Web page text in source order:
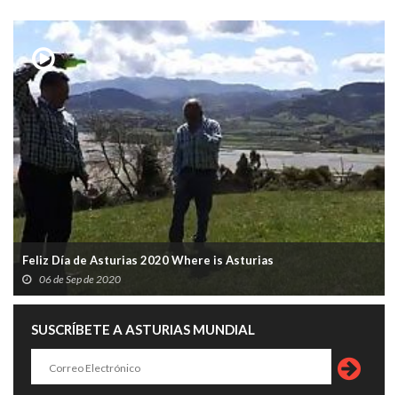
Feliz Día de Asturias 2020 Where is Asturias
06 de Sep de 2020
SUSCRÍBETE A ASTURIAS MUNDIAL